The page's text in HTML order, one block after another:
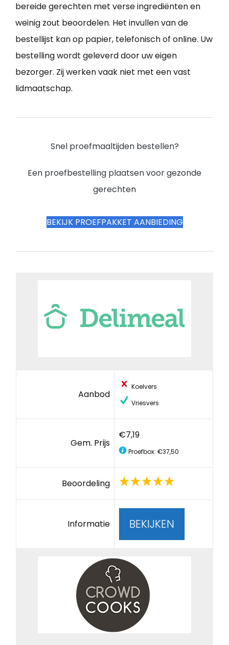
bereide gerechten met verse ingrediënten en
weinig zout beoordelen. Het invullen van de
bestellijst kan op papier, telefonisch of online. Uw
bestelling wordt geleverd door uw eigen
bezorger. Zij werken vaak niet met een vast
lidmaatschap.
Snel proefmaaltijden bestellen?
Een proefbestelling plaatsen voor gezonde
gerechten
BEKIJK PROEFPAKKET AANBIEDING
Aanbod
Koelvers
Vriesvers
Gem. Prijs
€7,19
Proefbox: €37,50
Beoordeling
Informatie BEKIJKEN